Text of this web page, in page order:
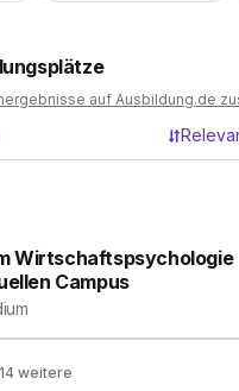
auf Ausbildung.de
Wirtschaftspsychologie
Campus
weitere